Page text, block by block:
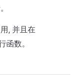
, 并且在
函数。